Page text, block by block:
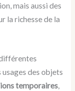
mais aussi des
la richesse de la
des objets
temporaires,